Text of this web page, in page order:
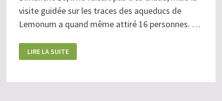
visite guidée sur les traces des aqueducs de
Lemonum a quand même attiré 16 personnes. …
LES
TRACES
DE
LIRE LA SUITE